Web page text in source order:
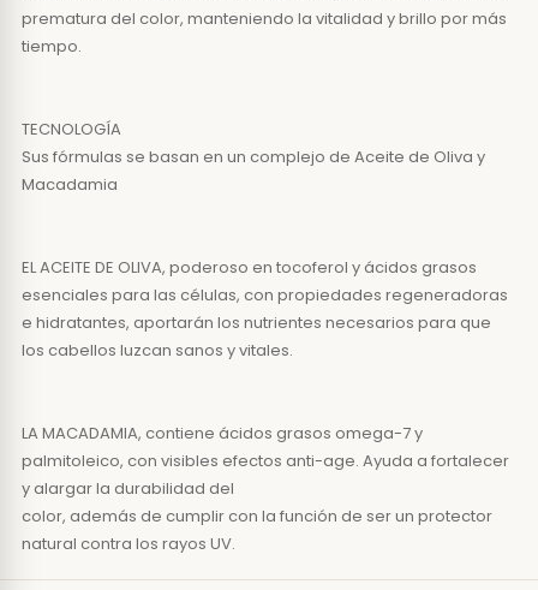
prematura del color, manteniendo la vitalidad y brillo por más
tiempo.
TECNOLOGÍA
Sus fórmulas se basan en un complejo de Aceite de Oliva y
Macadamia
EL ACEITE DE OLIVA, poderoso en tocoferol y ácidos grasos
esenciales para las células, con propiedades regeneradoras
e hidratantes, aportarán los nutrientes necesarios para que
los cabellos luzcan sanos y vitales.
LA MACADAMIA, contiene ácidos grasos omega-7 y
palmitoleico, con visibles efectos anti-age. Ayuda a fortalecer
y alargar la durabilidad del
color, además de cumplir con la función de ser un protector
natural contra los rayos UV.